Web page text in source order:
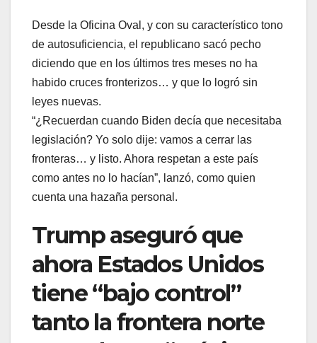
Desde la Oficina Oval, y con su característico tono
de autosuficiencia, el republicano sacó pecho
diciendo que en los últimos tres meses no ha
habido cruces fronterizos… y que lo logró sin
leyes nuevas.
“¿Recuerdan cuando Biden decía que necesitaba
legislación? Yo solo dije: vamos a cerrar las
fronteras… y listo. Ahora respetan a este país
como antes no lo hacían”, lanzó, como quien
cuenta una hazaña personal.
Trump aseguró que
ahora Estados Unidos
tiene “bajo control”
tanto la frontera norte